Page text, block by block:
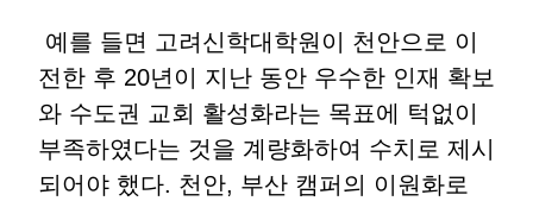
예를 들면 고려신학대학원이 천안으로 이
전한 후 20년이 지난 동안 우수한 인재 확보
와 수도권 교회 활성화라는 목표에 턱없이
부족하였다는 것을 계량화하여 수치로 제시
되어야 했다. 천안, 부산 캠퍼의 이원화로